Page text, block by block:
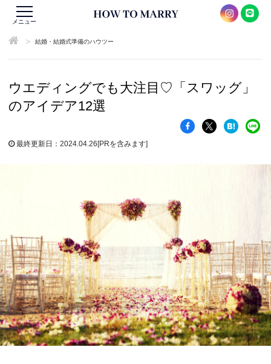
メニュー
> 結婚・結婚式準備のハウツー
ウエディングでも大注目♡「スワッグ」
のアイデア12選
最終更新日：2024.04.26[PRを含みます]